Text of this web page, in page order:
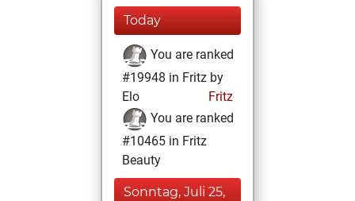
Today
You are ranked
#19948 in Fritz by
Elo
Fritz
You are ranked
#10465 in Fritz
Beauty
Sonntag, Juli 25,